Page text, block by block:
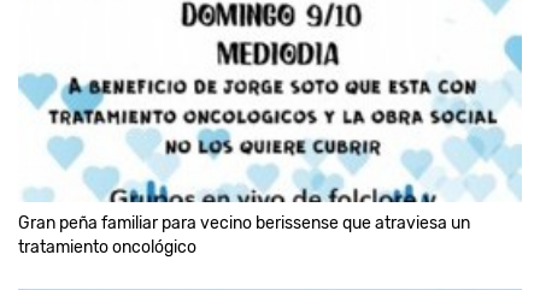
Gran peña familiar para vecino berissense que atraviesa un
tratamiento oncológico